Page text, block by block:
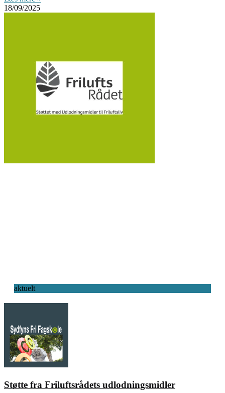
18/09/2025
aktuelt
Støtte fra Friluftsrådets udlodningsmidler